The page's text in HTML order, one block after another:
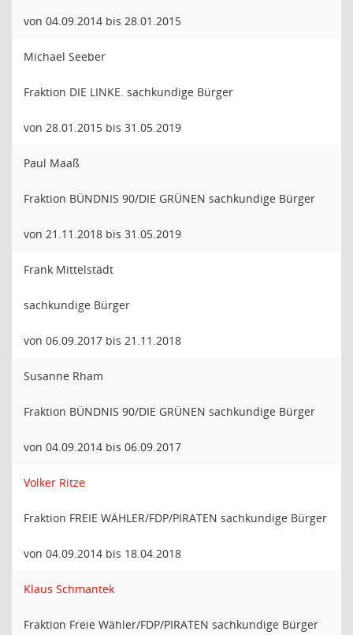
von 04.09.2014 bis 28.01.2015
Michael Seeber
Fraktion DIE LINKE. sachkundige Bürger
von 28.01.2015 bis 31.05.2019
Paul Maaß
Fraktion BÜNDNIS 90/DIE GRÜNEN sachkundige Bürger
von 21.11.2018 bis 31.05.2019
Frank Mittelstädt
sachkundige Bürger
von 06.09.2017 bis 21.11.2018
Susanne Rham
Fraktion BÜNDNIS 90/DIE GRÜNEN sachkundige Bürger
von 04.09.2014 bis 06.09.2017
Volker Ritze
Fraktion FREIE WÄHLER/FDP/PIRATEN sachkundige Bürger
von 04.09.2014 bis 18.04.2018
Klaus Schmantek
Fraktion Freie Wähler/FDP/PIRATEN sachkundige Bürger